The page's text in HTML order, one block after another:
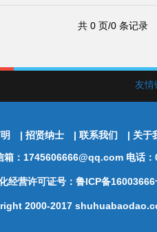
共 0 页/0 条记录
友
| 招贤纳士 | 联系我们 | 关于
箱：1745606666@qq.com 电话
经营许可证号：鲁ICP备
2000-2017